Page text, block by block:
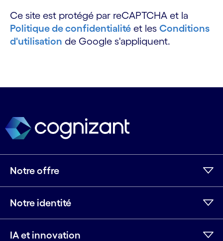
Ce site est protégé par reCAPTCHA et la
Politique de confidentialité et les Conditions
d'utilisation de Google s'appliquent.
Notre offre
Notre identité
IA et innovation